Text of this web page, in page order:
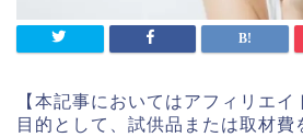
【本記事においてはアフィリエ
目的として、試供品または取材費